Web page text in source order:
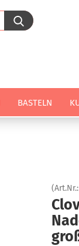
BASTELN
(Art.Nr.: